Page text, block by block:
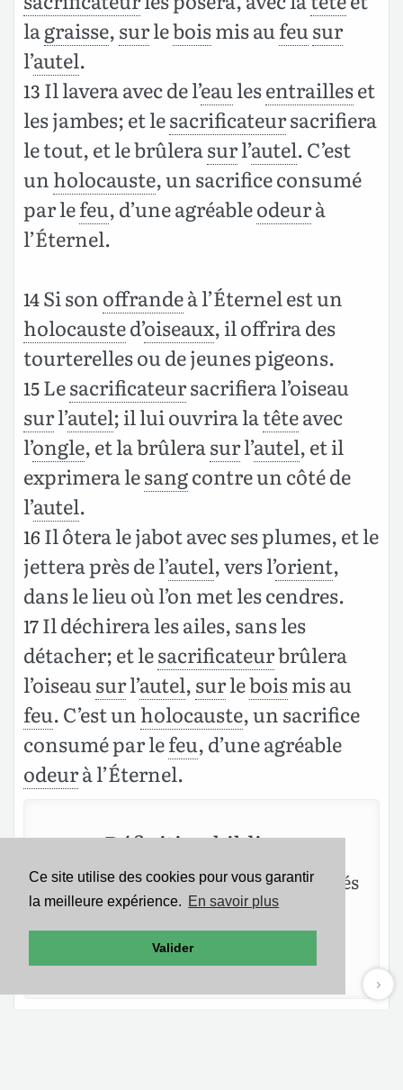
Ce site utilise des cookies pour vous garantir
la meilleure expérience. En savoir plus
Valider
lagraisse,surleboismis aufeusur
l’autel.
13 Il lavera avec de l’eaulesentrailleset
les jambes; et lesacrificateursacrifiera
le tout, et le brûlerasurl’autel. C’est
un holocauste, un sacrifice consumé
par lefeu, d’une agréableodeurà
l’Éternel.
14Si son offrandeà l’Éternel est un
holocausted’oiseaux, il offrira des
tourterelles ou de jeunes pigeons.
15Lesacrificateursacrifiera l’oiseau
surl’autel; il lui ouvrira latêteavec
l’ongle, et la brûlerasurl’autel, et il
exprimera lesangcontre un côté de
l’autel.
16 Il ôtera le jabot avec ses plumes, et le
jettera près de l’autel, vers l’orient,
dans le lieu où l’on met les cendres.
17Il déchirera les ailes, sans les
détacher; et lesacrificateurbrûlera
l’oiseausurl’autel,surleboismis au
feu. C’est un holocauste, un sacrifice
consumé par lefeu, d’une agréable
odeurà l’Éternel.
Définition biblique
«Cli­quez» sur un des mots sou­li­gnés
dans la Bible pour af­fi­cher sa dé­fi­ni­
tion is­sue du Dic­tion­naire En­cy­clo­
pé­dique de la Bible de West­phal.